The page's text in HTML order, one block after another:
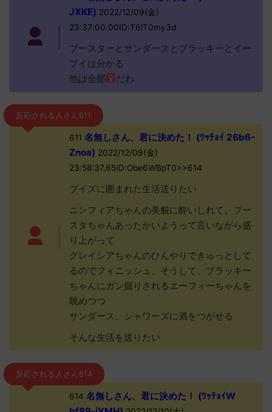
JXKE) 2022/12/09(金)
23:37:00.00ID:T6lT0my3d
ブースターとサンダースとブラッキーとイー
ブイは分かる
他は全部
だわ
反応される人さん611
611 名無しさん、君に決めた！ (ﾜｯﾁｮｲ 26b6-
Znoa) 2022/12/09(金)
23:58:37.65ID:Obe6WBpT0>>614
ブイズに囲まれた生活送りたい
ニンフィアちゃんの美貌に酔いしれて、ブー
スタちゃんあったかいようって言いながら盛
り上がって
グレイシアちゃんのひんやりできゅっとして
るのでフィニッシュ。そうして、ブラッキー
ちゃんにガン掘りされるエーフィーちゃんを
眺めつつ
サンダース、シャワーズに酒をつがせる
そんな生活を送りたい
反応される人さん614
614 名無しさん、君に決めた！ (ﾜｯﾁｮｲW